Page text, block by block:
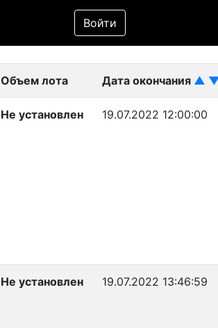
Войти
Фильтр
Объем лота Дата окончания ▲
Не установлен 19.07.2022 12:00:00
Не установлен 19.07.2022 13:46:59